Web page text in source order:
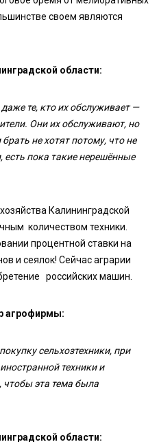
своем являются
области:
те, кто их обслуживает —
Они их обслуживают, но
не хотят потому, что не
есть пока такие нерешённые
Калининградской
количеством техники.
процентной ставки на
и сеялок! Сейчас аграрии
российских машин.
агрофирмы:
сельхозтехники, при
техники и
чтобы эта тема была
области: